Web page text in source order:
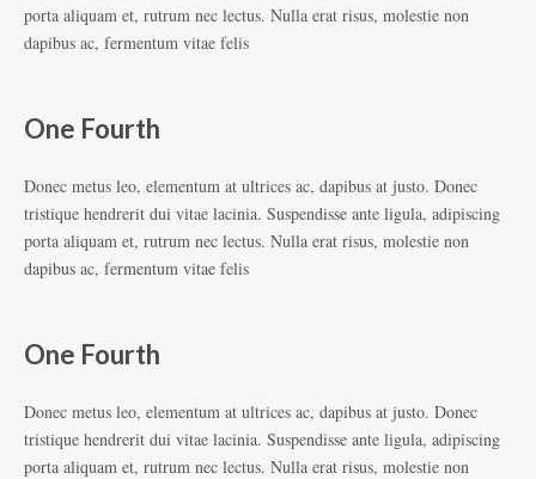
porta aliquam et, rutrum nec lectus. Nulla erat risus, molestie non
dapibus ac, fermentum vitae felis
One Fourth
Donec metus leo, elementum at ultrices ac, dapibus at justo. Donec
tristique hendrerit dui vitae lacinia. Suspendisse ante ligula, adipiscing
porta aliquam et, rutrum nec lectus. Nulla erat risus, molestie non
dapibus ac, fermentum vitae felis
One Fourth
Donec metus leo, elementum at ultrices ac, dapibus at justo. Donec
tristique hendrerit dui vitae lacinia. Suspendisse ante ligula, adipiscing
porta aliquam et, rutrum nec lectus. Nulla erat risus, molestie non